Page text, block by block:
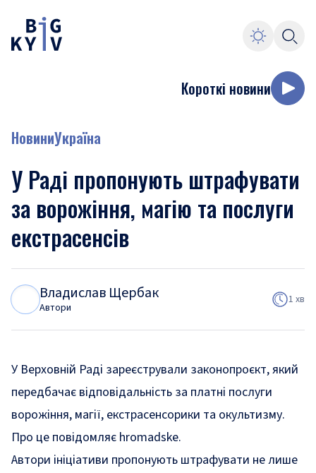
Короткі новини
НовиниУкраїна
У Раді пропонують штрафувати
за ворожіння, магію та послуги
екстрасенсів
Владислав Щербак
Автори
1 хв
У Верховній Раді зареєстрували законопроєкт, який
передбачає відповідальність за платні послуги
ворожіння, магії, екстрасенсорики та окультизму.
Про це повідомляє hromadske.
Автори ініціативи пропонують штрафувати не лише